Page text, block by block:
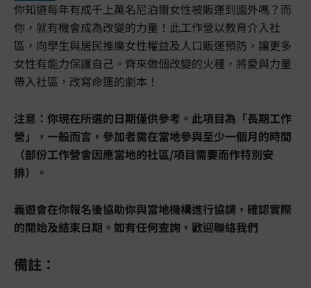
你知道每年有成千上萬名尼泊爾女性被販運到國外嗎？而
你，就有機會成為改變的力量！此工作營以教育介入社
區，向學生與居民推廣女性權益及人口販運預防，讓更多
女性有能力保護自己。齊來做個改變的火種，將愛與力量
帶入社區，改寫命運的劇本！
注意：你現在所選的日期僅供參考。此項目為「長期工作
營」，一般而言，參加者需在當地參與至少一個月的時間
（部份工作營會因應當地的社區/項目需要而作特別安
排）。
義遊會在你報名後協助你與當地機構進行協調，確認實際
的開始及結束日期。如有任何查詢，歡迎聯絡我們
備註：